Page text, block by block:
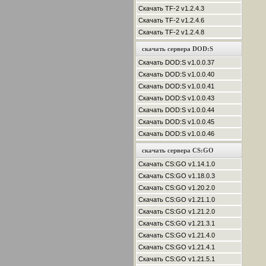
Скачать TF-2 v1.2.4.3
Скачать TF-2 v1.2.4.6
Скачать TF-2 v1.2.4.8
скачать сервера DOD:S
Скачать DOD:S v1.0.0.37
Скачать DOD:S v1.0.0.40
Скачать DOD:S v1.0.0.41
Скачать DOD:S v1.0.0.43
Скачать DOD:S v1.0.0.44
Скачать DOD:S v1.0.0.45
Скачать DOD:S v1.0.0.46
скачать сервера CS:GO
Скачать CS:GO v1.14.1.0
Скачать CS:GO v1.18.0.3
Скачать CS:GO v1.20.2.0
Скачать CS:GO v1.21.1.0
Скачать CS:GO v1.21.2.0
Скачать CS:GO v1.21.3.1
Скачать CS:GO v1.21.4.0
Скачать CS:GO v1.21.4.1
Скачать CS:GO v1.21.5.1